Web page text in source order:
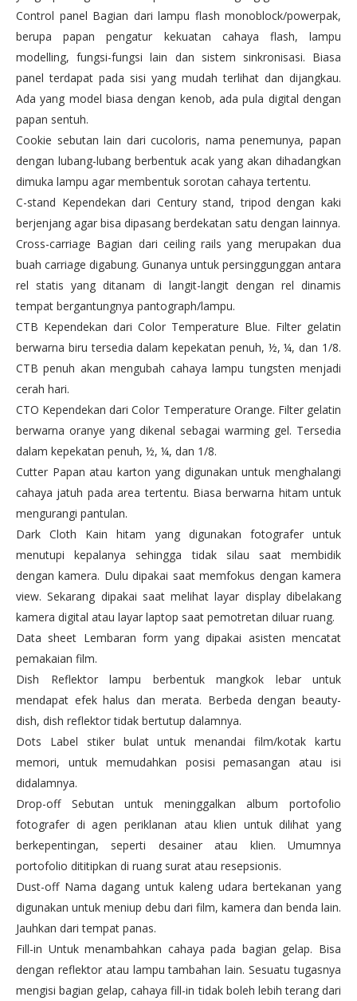
Control panel Bagian dari lampu flash monoblock/powerpak,
berupa papan pengatur kekuatan cahaya flash, lampu
modelling, fungsi-fungsi lain dan sistem sinkronisasi. Biasa
panel terdapat pada sisi yang mudah terlihat dan dijangkau.
Ada yang model biasa dengan kenob, ada pula digital dengan
papan sentuh.
Cookie sebutan lain dari cucoloris, nama penemunya, papan
dengan lubang-lubang berbentuk acak yang akan dihadangkan
dimuka lampu agar membentuk sorotan cahaya tertentu.
C-stand Kependekan dari Century stand, tripod dengan kaki
berjenjang agar bisa dipasang berdekatan satu dengan lainnya.
Cross-carriage Bagian dari ceiling rails yang merupakan dua
buah carriage digabung. Gunanya untuk persinggunggan antara
rel statis yang ditanam di langit-langit dengan rel dinamis
tempat bergantungnya pantograph/lampu.
CTB Kependekan dari Color Temperature Blue. Filter gelatin
berwarna biru tersedia dalam kepekatan penuh, ½, ¼, dan 1/8.
CTB penuh akan mengubah cahaya lampu tungsten menjadi
cerah hari.
CTO Kependekan dari Color Temperature Orange. Filter gelatin
berwarna oranye yang dikenal sebagai warming gel. Tersedia
dalam kepekatan penuh, ½, ¼, dan 1/8.
Cutter Papan atau karton yang digunakan untuk menghalangi
cahaya jatuh pada area tertentu. Biasa berwarna hitam untuk
mengurangi pantulan.
Dark Cloth Kain hitam yang digunakan fotografer untuk
menutupi kepalanya sehingga tidak silau saat membidik
dengan kamera. Dulu dipakai saat memfokus dengan kamera
view. Sekarang dipakai saat melihat layar display dibelakang
kamera digital atau layar laptop saat pemotretan diluar ruang.
Data sheet Lembaran form yang dipakai asisten mencatat
pemakaian film.
Dish Reflektor lampu berbentuk mangkok lebar untuk
mendapat efek halus dan merata. Berbeda dengan beauty-
dish, dish reflektor tidak bertutup dalamnya.
Dots Label stiker bulat untuk menandai film/kotak kartu
memori, untuk memudahkan posisi pemasangan atau isi
didalamnya.
Drop-off Sebutan untuk meninggalkan album portofolio
fotografer di agen periklanan atau klien untuk dilihat yang
berkepentingan, seperti desainer atau klien. Umumnya
portofolio dititipkan di ruang surat atau resepsionis.
Dust-off Nama dagang untuk kaleng udara bertekanan yang
digunakan untuk meniup debu dari film, kamera dan benda lain.
Jauhkan dari tempat panas.
Fill-in Untuk menambahkan cahaya pada bagian gelap. Bisa
dengan reflektor atau lampu tambahan lain. Sesuatu tugasnya
mengisi bagian gelap, cahaya fill-in tidak boleh lebih terang dari